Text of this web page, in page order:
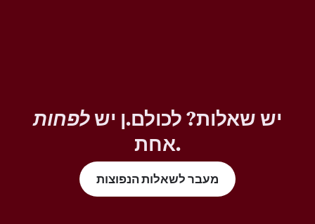
יש שאלות? לכולם.ן ישלפחות
אחת.
מעבר לשאלות הנפוצות